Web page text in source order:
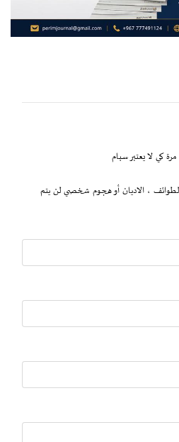
كي لا يعتبر سبام
، الاديان أو هجوم شخصي لن يتم